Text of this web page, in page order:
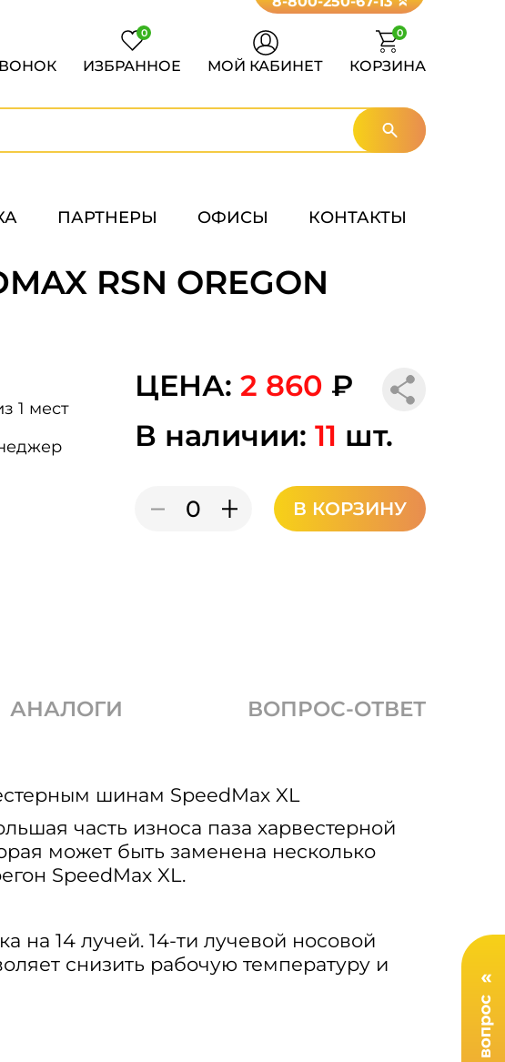
ИЗБРАННОЕ
0
МОЙ КАБИНЕТ КОРЗИНА
0
ПАРТНЕРЫ ОФИСЫ КОНТАКТЫ
RSN OREGON
1 мест
ЦЕНА: 2 860 ₽
В наличии: 11 шт.
В КОРЗИНУ
АНАЛОГИ ВОПРОС-ОТВЕТ
шинам SpeedMax XL
часть износа паза харвестерной
может быть заменена несколько
SpeedMax XL.
на 14 лучей. 14-ти лучевой носовой
снизить рабочую температуру и